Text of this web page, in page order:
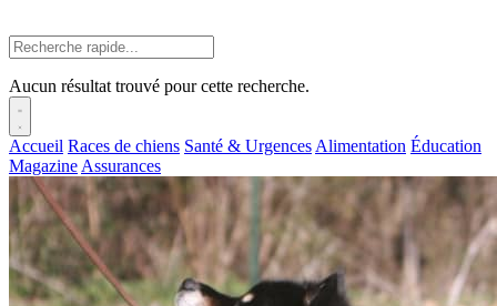
Aucun résultat trouvé pour cette recherche.
Accueil Races de chiens Santé & Urgences Alimentation Éducation
Magazine Assurances